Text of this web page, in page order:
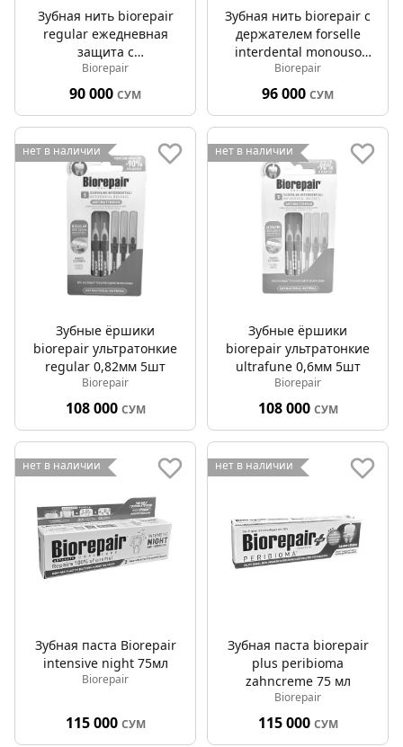
Зубная нить biorepair
regular ежедневная
защита с
гидроксиапатитом 50м
Biorepair
90 000 СУМ
Зубная нить biorepair с
держателем forselle
interdental monouso
36шт
Biorepair
96 000 СУМ
нет в наличии
Зубные ёршики
biorepair ультратонкие
regular 0,82мм 5шт
Biorepair
108 000 СУМ
нет в наличии
Зубные ёршики
biorepair ультратонкие
ultrafune 0,6мм 5шт
Biorepair
108 000 СУМ
нет в наличии
Зубная паста Biorepair
intensive night 75мл
Biorepair
115 000 СУМ
нет в наличии
Зубная паста biorepair
plus peribioma
zahncreme 75 мл
Biorepair
115 000 СУМ